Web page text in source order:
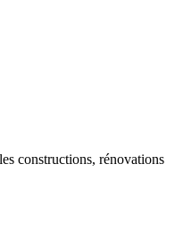
constructions, rénovations